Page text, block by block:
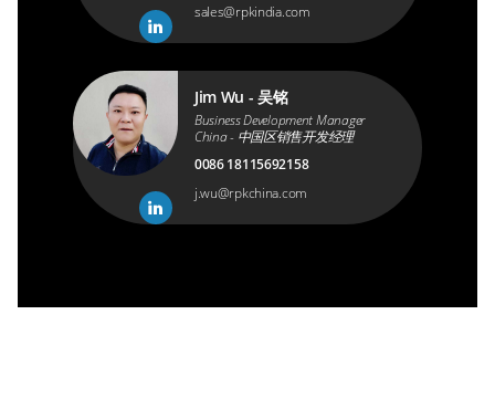
sales@rpkindia.com
Jim Wu - 吴铭
Business Development Manager
China - 中国区销售开发经理
0086 18115692158
j.wu@rpkchina.com